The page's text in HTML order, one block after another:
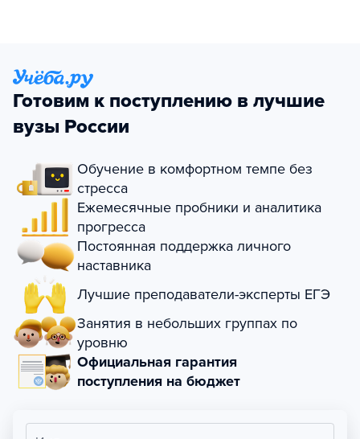
Готовим к поступлению в лучшие
вузы России
Обучение в комфортном темпе без
стресса
Ежемесячные пробники и аналитика
прогресса
Постоянная поддержка личного
наставника
Лучшие преподаватели-эксперты ЕГЭ
Занятия в небольших группах по
уровню
Официальная гарантия
поступления на бюджет